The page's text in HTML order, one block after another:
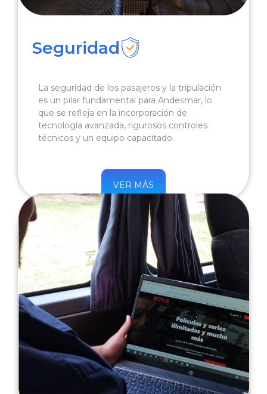
Seguridad
La seguridad de los pasajeros y la tripulación
es un pilar fundamental para Andesmar, lo
que se refleja en la incorporación de
tecnología avanzada, rigurosos controles
técnicos y un equipo capacitado.
VER MÁS